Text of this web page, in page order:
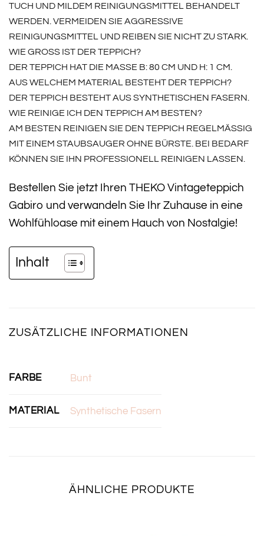
TUCH UND MILDEM REINIGUNGSMITTEL BEHANDELT
WERDEN. VERMEIDEN SIE AGGRESSIVE
REINIGUNGSMITTEL UND REIBEN SIE NICHT ZU STARK.
WIE GROSS IST DER TEPPICH?
DER TEPPICH HAT DIE MASSE B: 80 CM UND H: 1 CM.
AUS WELCHEM MATERIAL BESTEHT DER TEPPICH?
DER TEPPICH BESTEHT AUS SYNTHETISCHEN FASERN.
WIE REINIGE ICH DEN TEPPICH AM BESTEN?
AM BESTEN REINIGEN SIE DEN TEPPICH REGELMÄSSIG M
IT EINEM STAUBSAUGER OHNE BÜRSTE. BEI BEDARF K
ÖNNEN SIE IHN PROFESSIONELL REINIGEN LASSEN.
Bestellen Sie jetzt Ihren THEKO Vintageteppich
Gabiro und verwandeln Sie Ihr Zuhause in eine
Wohlfühloase mit einem Hauch von Nostalgie!
Inhalt
ZUSÄTZLICHE INFORMATIONEN
FARBE Bunt
MATERIAL Synthetische Fasern
ÄHNLICHE PRODUKTE